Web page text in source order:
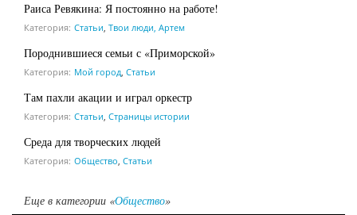
Раиса Ревякина: Я постоянно на работе!
Категория: Статьи, Твои люди, Артем
Породнившиеся семьи с «Приморской»
Категория: Мой город, Статьи
Там пахли акации и играл оркестр
Категория: Статьи, Страницы истории
Среда для творческих людей
Категория: Общество, Статьи
Еще в категории «Общество»